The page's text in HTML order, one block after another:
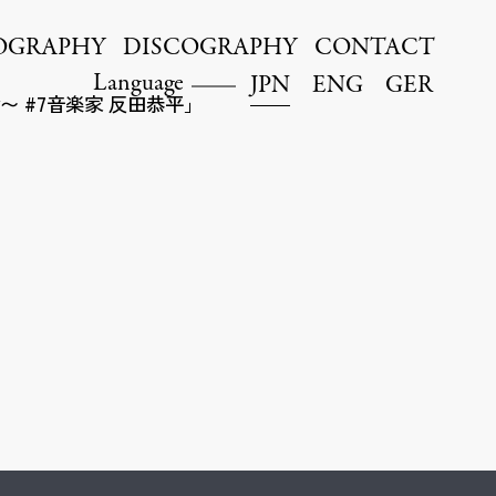
Language JPN ENG GER
DISCOGRAPHY CONTACT
#7音楽家 反田恭平」